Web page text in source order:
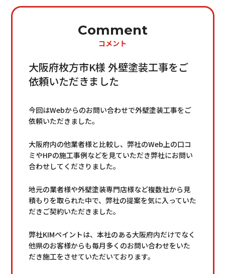
Comment
コメント
大阪府枚方市K様 外壁塗装工事をご
依頼いただきました
今回はWebからのお問い合わせで外壁塗装工事をご
依頼いただきました。
大阪府内の他業者様と比較し、弊社のWeb上の口コ
ミやHPの施工事例などを見ていただき弊社にお問い
合わせしてくださりました。
地元の業者様や外壁塗装専門店様など複数社から見
積もりを取られた中で、弊社の提案を気に入っていた
だきご契約いただきました。
弊社KIMペイントは、本社のある大阪府内だけでなく
他県のお客様からも毎月多くのお問い合わせをいた
だき施工をさせていただいております。